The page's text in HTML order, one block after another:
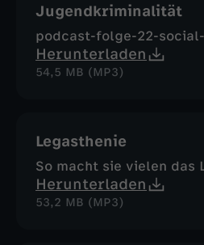
Jugendkriminalität
podcast-folge-22-
Herunterladen
54,5 MB (MP3)
Legasthenie
So macht sie vielen das
Herunterladen
53,2 MB (MP3)